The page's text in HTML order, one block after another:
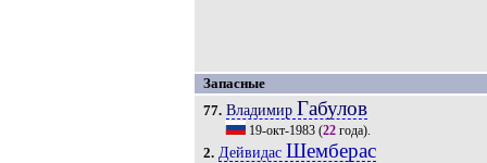
Запасные
77. Владимир Габулов
19-окт-1983(22года).
2. Дейвидас Шемберас